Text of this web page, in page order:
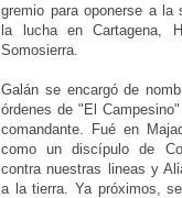
gremio para oponerse a la
la lucha en Cartagena,
Somosierra.
Galán se encargó de
órdenes de "El
comandante. Fué en
como un discípulo de
contra nuestras lineas y
a la tierra. Ya próximos,